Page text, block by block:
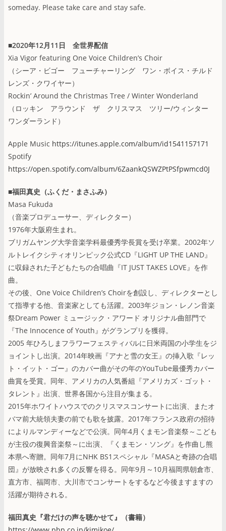
someday. Please take care and stay safe.
■2020年12月11日 全世界配信
Xia Vigor featuring One Voice Children’s Choir
（シーア・ビゴー フューチャーリング ワン・ボイス・チルド
レンズ・クワイヤー）
Rockin’ Around the Christmas Tree / Winter Wonderland
（ロッキン アラウンド ザ クリスマス ツリー/ウィンター
ワンダーランド）
Apple Music https://itunes.apple.com/album/id1541157171
Spotify
https://open.spotify.com/album/6ZaankQSWZPtPSfpwmcd0J
■福田真史（ふくだ・まさふみ）
Masa Fukuda
（音楽プロデューサー、ディレクター）
1976年大阪府生まれ。
ブリガムヤング大学音楽学科最優秀学長賞を受け卒業。2002年ソ
ルトレイクシティオリンピック公式CD『LIGHT UP THE LAND』
に収録された子どもたちの合唱曲『IT JUST TAKES LOVE』を作
曲。
その後、One Voice Children’s Choirを創設し、ディレクターとし
て指導する他、音楽家としても活躍。2003年ジョン・レノン音楽
祭Dream Power ミュージック・アワード オリジナル曲部門で
『The Innocence of Youth』がグランプリを獲得。
2005 年ひろしまフラワーフェスティバルに日米両国の小学生をジ
ョイントし出演。2014年映画『アナと雪の女王』の挿入歌『レッ
ト・イット・ゴー』のカバー曲がその年のYouTube最優秀カバー
曲賞を受賞。同年、アメリカの人気番組『アメリカズ・ゴット・
タレント』出演、世界各国から注目が集まる。
2015年ホワイトハウスでのクリスマスコンサートに出演、またオ
バマ前大統領夫妻の前でも歌を披露。2017年フランス政府の招待
によりルマンディーなどで公演。同年4月くまモン音楽祭～こども
が主役の復興音楽祭～に出演、『くまモン・ソング』を作曲し熊
本県へ寄贈。同年7月にNHK BS1スペシャル『MASAと奇跡の合唱
団』が放映され多くの反響を得る。同年9月～10月福岡県朝倉市、
直方市、福岡市、大川市でコンサートをするなど今後ますますの
活躍が期待される。
福田真史『君だけの声を聴かせて』（書籍）